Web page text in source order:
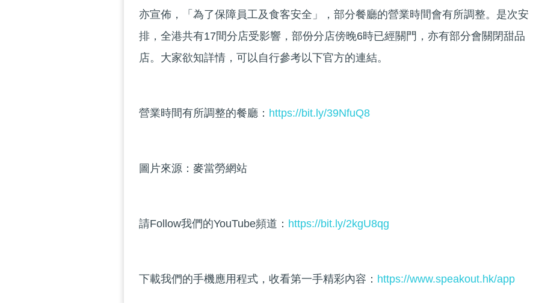
亦宣佈，「為了保障員工及食客安全」，部分餐廳的營業時間會有所調整。是次安
排，全港共有17間分店受影響，部份分店傍晚6時已經關門，亦有部分會關閉甜品
店。大家欲知詳情，可以自行參考以下官方的連結。
營業時間有所調整的餐廳： https://bit.ly/39NfuQ8
圖片來源：麥當勞網站
請Follow我們的YouTube頻道： https://bit.ly/2kgU8qg
下載我們的手機應用程式，收看第一手精彩內容： https://www.speakout.hk/app